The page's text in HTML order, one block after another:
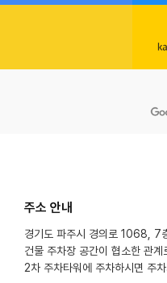
주소 안내
경기도 파주시 경의로 1068, 7
건물 주차장 공간이 협소한 관
2차 주차타워에 주차하시면 주